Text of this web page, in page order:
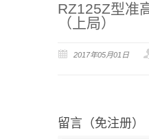
RZ125Z型准
（上局）
2017年05月01日
留言（免注册）